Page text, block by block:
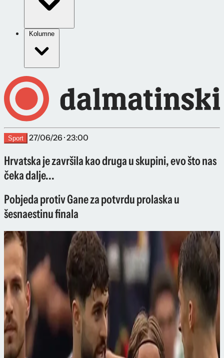
Kolumne
Sport 27/06/26 · 23:00
Hrvatska je završila kao druga u skupini, evo što nas
čeka dalje...
Pobjeda protiv Gane za potvrdu prolaska u
šesnaestinu finala